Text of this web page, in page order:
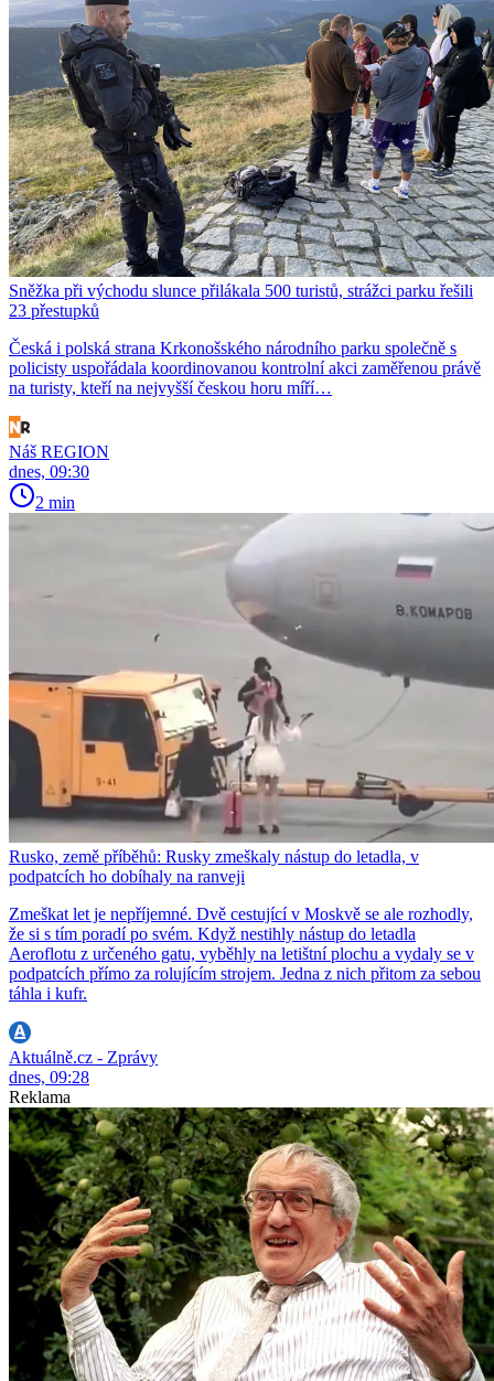
Sněžka při východu slunce přilákala 500 turistů, strážci parku řešili
23 přestupků
Česká i polská strana Krkonošského národního parku společně s
policisty uspořádala koordinovanou kontrolní akci zaměřenou právě
na turisty, kteří na nejvyšší českou horu míří…
Náš REGION
dnes, 09:30
2 min
Rusko, země příběhů: Rusky zmeškaly nástup do letadla, v
podpatcích ho dobíhaly na ranveji
Zmeškat let je nepříjemné. Dvě cestující v Moskvě se ale rozhodly,
že si s tím poradí po svém. Když nestihly nástup do letadla
Aeroflotu z určeného gatu, vyběhly na letištní plochu a vydaly se v
podpatcích přímo za rolujícím strojem. Jedna z nich přitom za sebou
táhla i kufr.
Aktuálně.cz - Zprávy
dnes, 09:28
Reklama